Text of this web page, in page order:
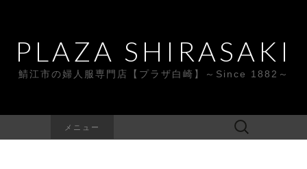
PLAZA SHIRASAKI
鯖江市の婦人服専門店【プラザ白崎】～Since 1882～
メニュー
検
索: